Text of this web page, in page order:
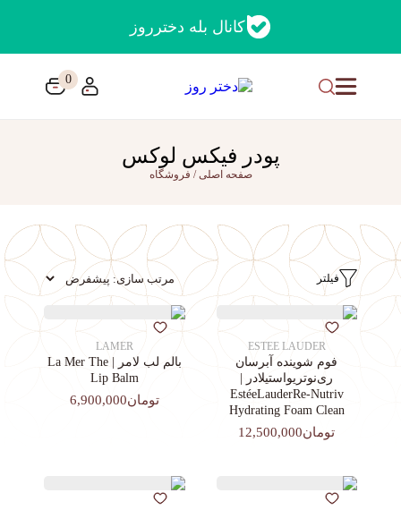
کانال بله دخترروز
0
پودر فیکس لوکس
صفحه اصلی/ فروشگاه
فیلتر
ESTEE LAUDER
فوم شوینده آبرسان
ری‌نوتریواستیلادر |
EstéeLauderRe-Nutriv
Hydrating Foam Clean
تومان12,500,000
LAMER
بالم لب لامر | La Mer The
Lip Balm
تومان6,900,000